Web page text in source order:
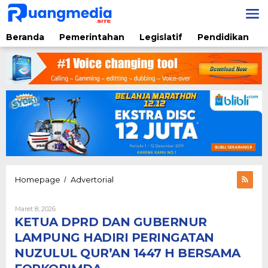
Lewati
konten
Beranda
Pemerintahan Legislatif Pendidikan
Homepage / Advertorial
LAMPUNG
HADIRI
PERINGATAN
NUZULUL
Maret 8, 2026Oleh
Liyus
Nata
KETUA DPRD DAN GUBERNUR
LAMPUNG HADIRI PERINGATAN
NUZULUL QUR’AN 1447 H BERSAMA